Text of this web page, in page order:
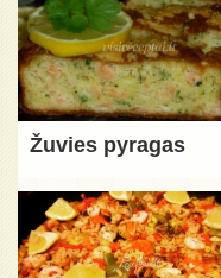
Žuvies pyragas